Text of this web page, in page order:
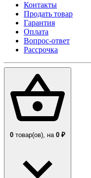
Контакты
Продать товар
Гарантия
Оплата
Вопрос-ответ
Рассрочка
0 товар(ов), на 0 ₽